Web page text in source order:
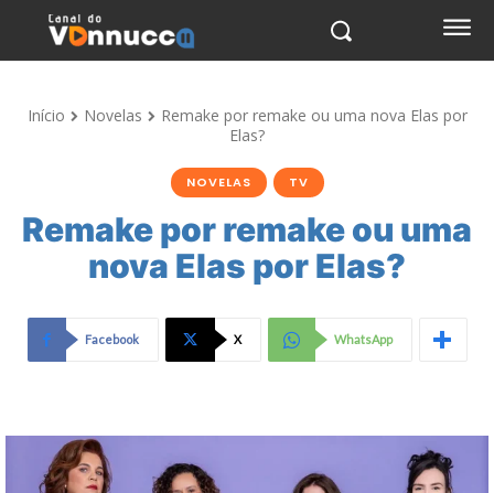
Início Novelas
Remake por remake ou uma nova Elas por
Elas?
NOVELAS TV
Remake por remake ou uma
nova Elas por Elas?
Facebook X WhatsApp